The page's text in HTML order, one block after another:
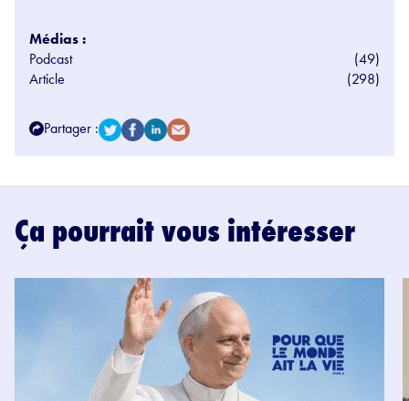
Médias :
Podcast
(49)
Article
(298)
Partager :
Ça pourrait vous intéresser